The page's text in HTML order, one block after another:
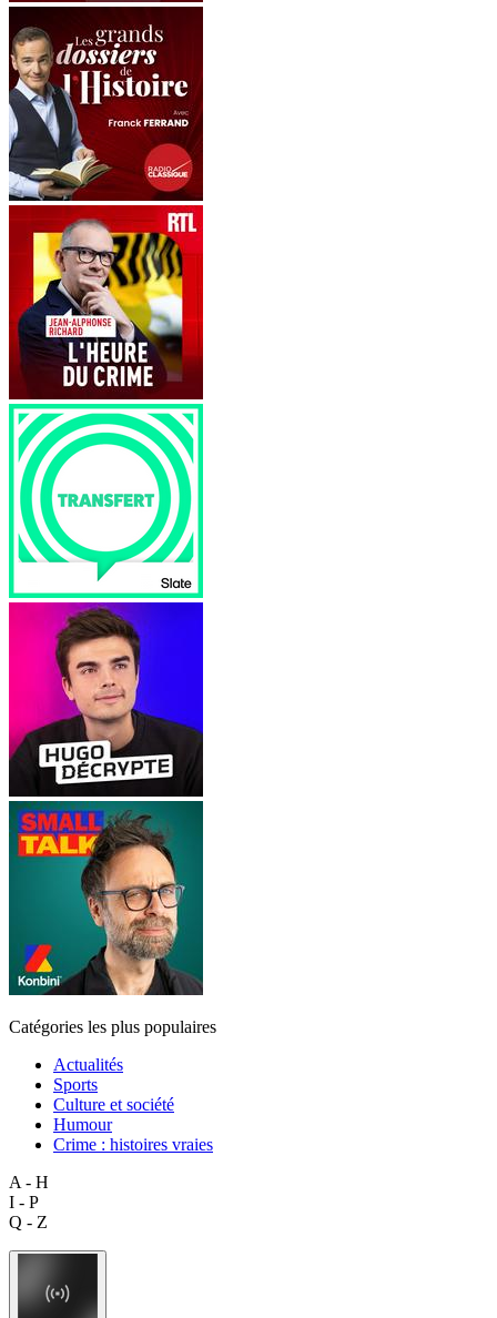
Catégories les plus populaires
Actualités
Sports
Culture et société
Humour
Crime : histoires vraies
A - H
I - P
Q - Z